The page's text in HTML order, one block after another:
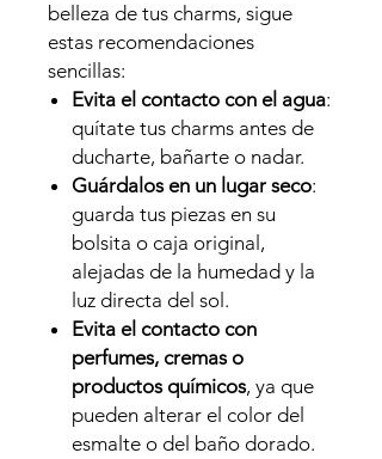
belleza de tus charms, sigue
estas recomendaciones
sencillas:
Evita el contacto con el agua:
quítate tus charms antes de
ducharte, bañarte o nadar.
Guárdalos en un lugar seco:
guarda tus piezas en su
bolsita o caja original,
alejadas de la humedad y la
luz directa del sol.
Evita el contacto con
perfumes, cremas o
productos químicos, ya que
pueden alterar el color del
esmalte o del baño dorado.